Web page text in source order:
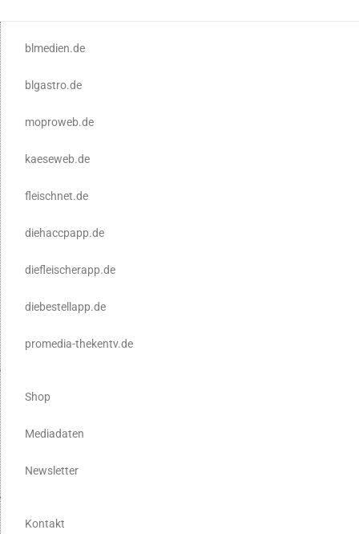
blmedien.de
blgastro.de
moproweb.de
kaeseweb.de
fleischnet.de
diehaccpapp.de
diefleischerapp.de
diebestellapp.de
promedia-thekentv.de
Shop
Mediadaten
Newsletter
Kontakt